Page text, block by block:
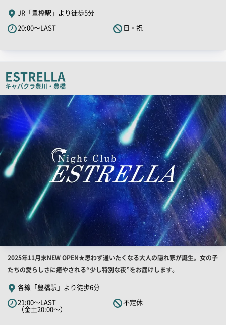
舗
PR
キ
コ
ピ
JR「豊橋駅」より徒歩5分
20:00～LAST
日・祝
ESTRELLA
キャバクラ豊川・豊橋
店
PR
画
店
舗
PR
キ
ャ
2025年11月末NEW OPEN★思わず通いたくなる大人の隠れ家が誕生。女の子
たちの愛らしさに癒やされる“少し特別な夜”をお届けします。
各線「豊橋駅」より徒歩6分
21:00～LAST
（金土20:00～）
不定休